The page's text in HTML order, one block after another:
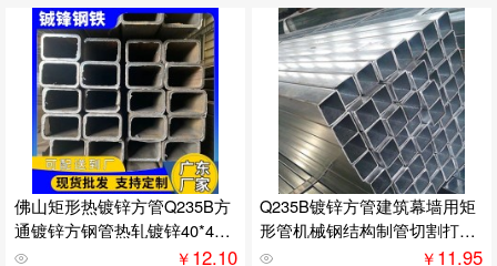
佛山矩形热镀锌方管Q235B方
通镀锌方钢管热轧镀锌40*40
方 通矩形管
￥12.10
Q235B镀锌方管建筑幕墙用矩
形管机械钢结构制管切割打孔
焊
￥11.95